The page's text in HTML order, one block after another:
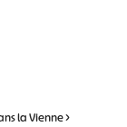
la Vienne>